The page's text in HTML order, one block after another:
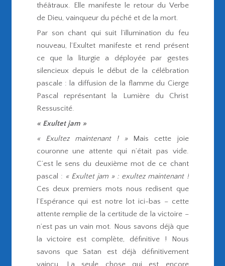
théâtraux. Elle manifeste le retour du Verbe
de Dieu, vainqueur du péché et de la mort.
Par son chant qui suit l’illumination du feu
nouveau, l’Exultet manifeste et rend présent
ce que la liturgie a déployée par gestes
silencieux depuis le début de la célébration
pascale : la diffusion de la flamme du Cierge
Pascal représentant la Lumière du Christ
Ressuscité.
« Exultet jam »
« Exultez maintenant ! »
Mais cette joie
couronne une attente qui n’était pas vide.
C’est le sens du deuxième mot de ce chant
pascal : « Exultet jam » : exultez maintenant !
Ces deux premiers mots nous redisent que
l’Espérance qui est notre lot ici-bas – cette
attente remplie de la certitude de la victoire –
n’est pas un vain mot. Nous savons déjà que
la victoire est complète, définitive ! Nous
savons que Satan est déjà définitivement
vaincu. La seule chose qui est encore